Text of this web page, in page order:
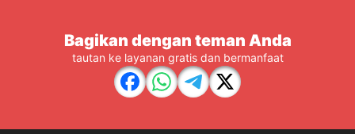
Bagikan dengan teman Anda
tautan ke layanan gratis dan bermanfaat